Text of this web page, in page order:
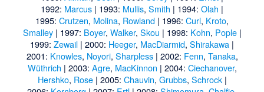
1992: Marcus | 1993: Mullis, Smith | 1994: Olah |
1995: Crutzen, Molina, Rowland | 1996: Curl, Kroto,
Smalley| 1997: Boyer, Walker, Skou | 1998: Kohn, Pople|
1999: Zewail | 2000: Heeger, MacDiarmid, Shirakawa |
2001: Knowles, Noyori, Sharpless| 2002: Fenn, Tanaka,
Wüthrich | 2003: Agre, MacKinnon | 2004: Ciechanover,
Hershko, Rose| 2005: Chauvin, Grubbs, Schrock|